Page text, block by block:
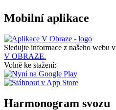
Mobilní aplikace
Sledujte informace z našeho webu v
V OBRAZE.
Volně ke stažení:
Harmonogram svozu